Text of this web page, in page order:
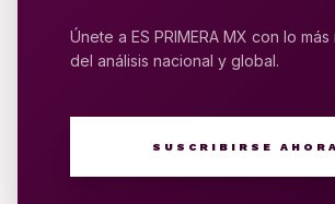
Únete a ES PRIMERA MX con lo
del análisis nacional y global.
SUSCRIBIRSE AHORA